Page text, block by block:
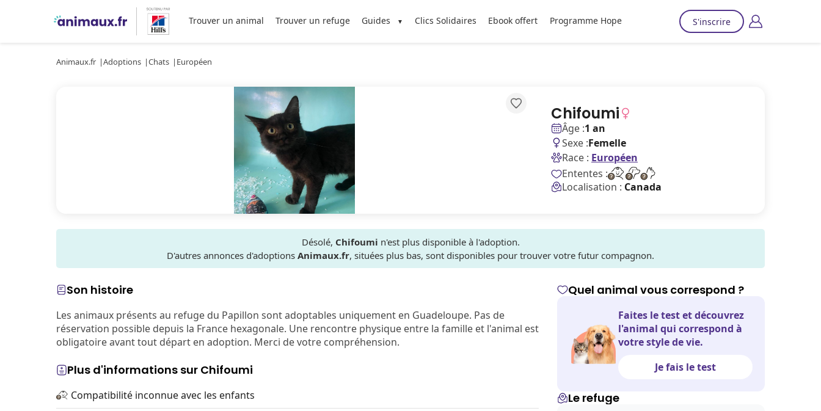
Trouver un animal Trouver un refuge Guides Clics Solidaires Ebook offert Programme Hope S'inscrire
Animaux.fr Adoptions Chats Européen
Chifoumi
Âge :1 an
Sexe :Femelle
Race : Européen
Ententes :
Localisation : Canada
Désolé, Chifoumi n'est plus disponible à l'adoption.
D'autres annonces d'adoptions Animaux.fr, situées plus bas, sont disponibles pour trouver votre futur compagnon.
Son histoire
Les animaux présents au refuge du Papillon sont adoptables uniquement en Guadeloupe. Pas de
réservation possible depuis la France hexagonale. Une rencontre physique entre la famille et l'animal est
obligatoire avant tout départ en adoption. Merci de votre compréhension.
Plus d'informations sur Chifoumi
Compatibilité inconnue avec les enfants
Quel animal vous correspond ?
Faites le test et découvrez
l'animal qui correspond à
votre style de vie.
Je fais le test
Le refuge